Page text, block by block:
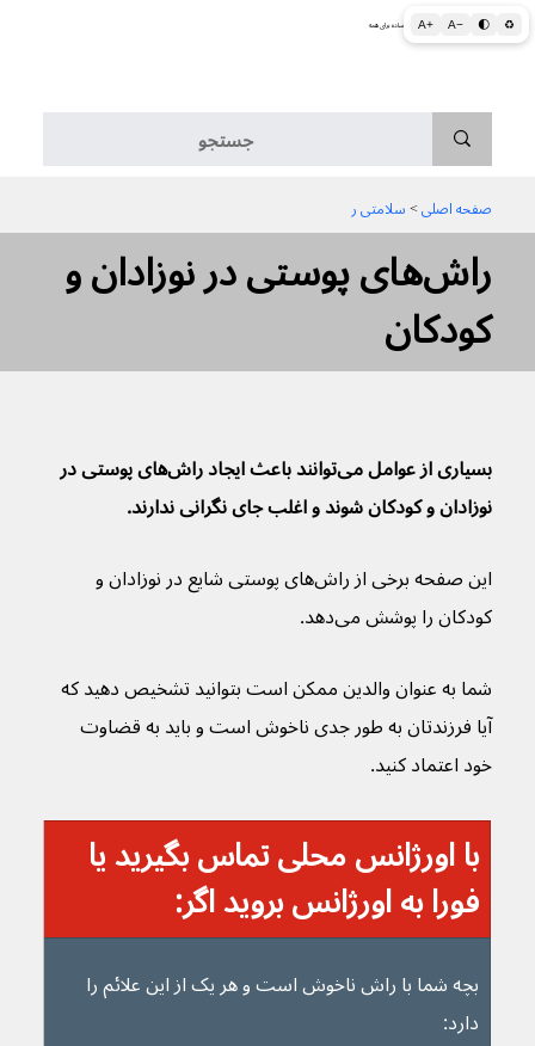
A+ A− 🌓 ♻ اطلاعات پزشکی و بهداشتی به زبان ساده برای همه
راش‌های پوستی در نوزادان و
کودکان
صفحه اصلی > سلامتی ر
بسیاری از عوامل می‌توانند باعث ایجاد راش‌های پوستی در
نوزادان و کودکان شوند و اغلب جای نگرانی ندارند.
این صفحه برخی از راش‌های پوستی شایع در نوزادان و
کودکان را پوشش می‌دهد.
شما به عنوان والدین ممکن است بتوانید تشخیص دهید که
آیا فرزندتان به طور جدی ناخوش است و باید به قضاوت
خود اعتماد کنید.
با اورژانس محلی تماس بگیرید یا
فورا به اورژانس بروید اگر:
بچه شما با راش ناخوش است و هر یک از این علائم را
دارد: